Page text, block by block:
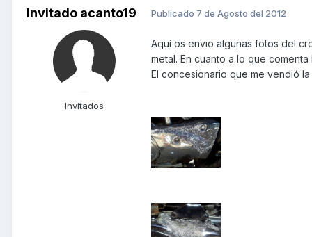
Invitado acanto19
Invitados
Publicado 7 de Agosto del 2012
Aquí os envio algunas fotos del
metal. En cuanto a lo que
El concesionario que me vendió